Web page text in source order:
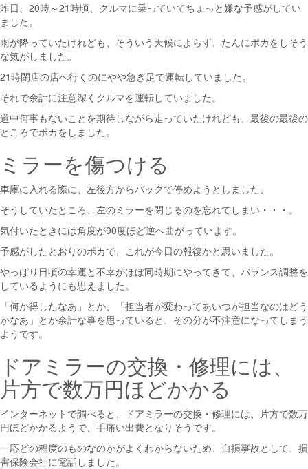
昨日、20時～21時頃、クルマに乗っていてちょっと嫌な予感がしてい
ました。
雨が降っていたけれども、そういう天候によらず、たんにポカをしそう
な気がしました。
21時閉店の店へ行くのにやや急ぎ足で運転していました。
それで余計に注意深くクルマを運転していました。
道中何事もないことを期待しながら走っていたけれども、最後の最後の
ところでポカをしました。
ミラーを傷つける
車庫に入れる際に、左後方からバックで停めようとしました、
そうしていたところ、左のミラーを閉じるのを忘れてしまい・・・。
気付いたときには角度が90度ほど逆へ曲がっています。
予感がしたとおりのポカで、これが今日の報復かと思いました。
やっぱり日頃の幸運と不幸がほぼ同時期にやってきて、バランス調整を
しているようにも思えました。
「何か得したなあ」とか、「担当者が変わってあいつが担当なのはどう
かなあ」とか余計な事を思っていると、その分が不注意になってしまう
ようです。
ドアミラーの交換・修理には、
片方で数万円ほどかかる
インターネットで調べると、ドアミラーの交換・修理には、片方で数万
円ほどかかるようで、手痛い出費となりそうです。
一応どの程度のものなのかがよくわからないため、自損事故として、損
害保険会社に電話しました。